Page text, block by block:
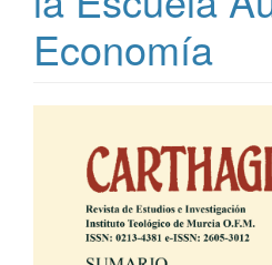
Economía